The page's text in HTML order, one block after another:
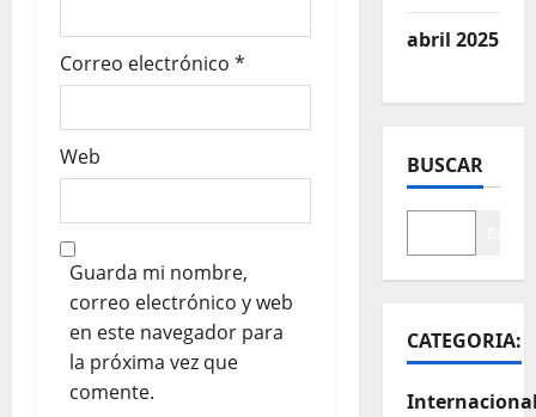
Correo electrónico *
Web
Guarda mi nombre,
correo electrónico y web
en este navegador para
la próxima vez que
comente.
abril 2025
BUSCAR
CATEGORIA: